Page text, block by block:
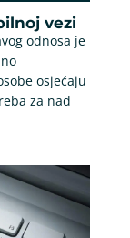
vezi
odnosa je
osjećaju
za nad